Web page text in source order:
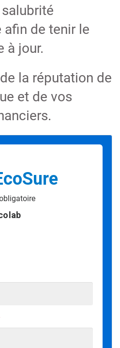
de tenir le
à jour.
la réputation de
et de vos